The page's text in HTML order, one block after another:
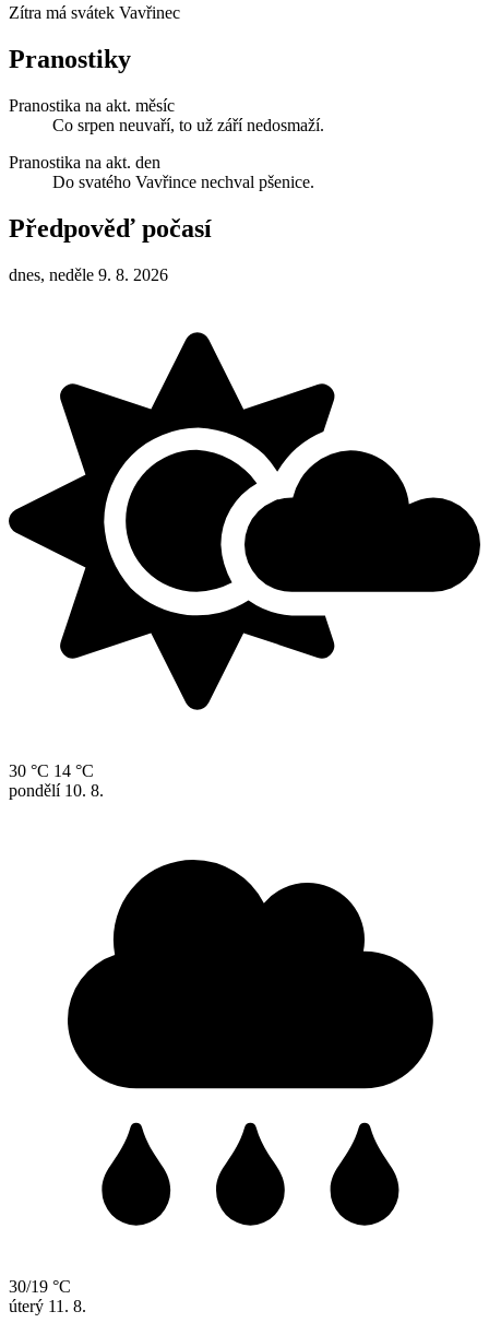
Zítra má svátek Vavřinec
Pranostiky
Pranostika na akt. měsíc
Co srpen neuvaří, to už září nedosmaží.
Pranostika na akt. den
Do svatého Vavřince nechval pšenice.
Předpověď počasí
dnes, neděle 9. 8. 2026
30 °C 14 °C
pondělí 10. 8.
30/19 °C
úterý 11. 8.